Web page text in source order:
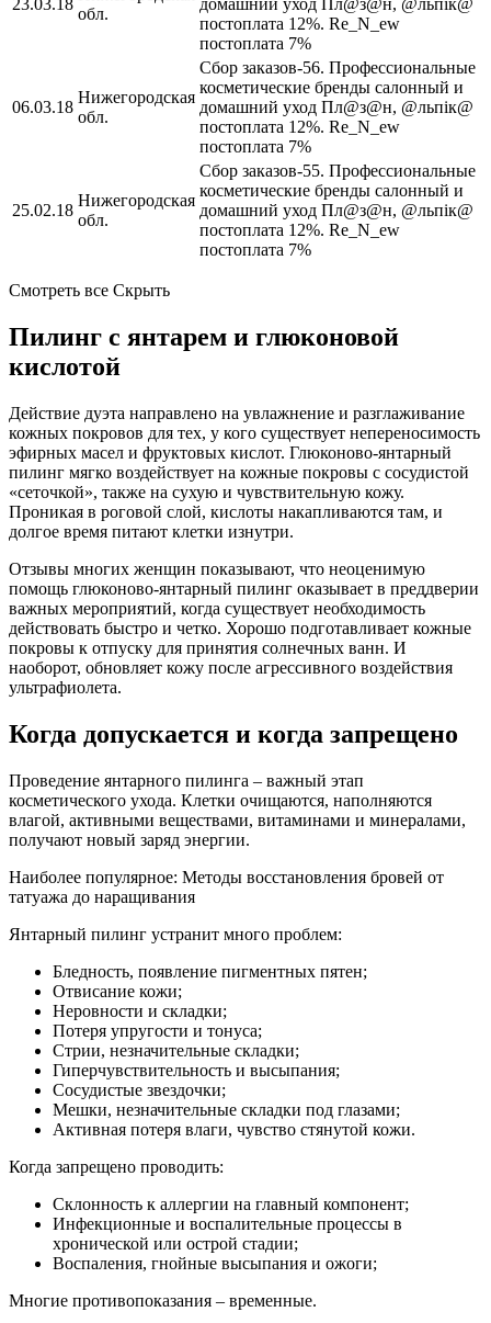
23.03.18
обл.
домашний уход Пл@з@н, @льпiк@
постоплата 12%. Re_N_ew
постоплата 7%
06.03.18
Нижегородская
обл.
Сбор заказов-56. Профессиональные
косметические бренды салонный и
домашний уход Пл@з@н, @льпiк@
постоплата 12%. Re_N_ew
постоплата 7%
25.02.18
Нижегородская
обл.
Сбор заказов-55. Профессиональные
косметические бренды салонный и
домашний уход Пл@з@н, @льпiк@
постоплата 12%. Re_N_ew
постоплата 7%
Смотреть все Скрыть
Пилинг с янтарем и глюконовой
кислотой
Действие дуэта направлено на увлажнение и разглаживание
кожных покровов для тех, у кого существует непереносимость
эфирных масел и фруктовых кислот. Глюконово-янтарный
пилинг мягко воздействует на кожные покровы с сосудистой
«сеточкой», также на сухую и чувствительную кожу.
Проникая в роговой слой, кислоты накапливаются там, и
долгое время питают клетки изнутри.
Отзывы многих женщин показывают, что неоценимую
помощь глюконово-янтарный пилинг оказывает в преддверии
важных мероприятий, когда существует необходимость
действовать быстро и четко. Хорошо подготавливает кожные
покровы к отпуску для принятия солнечных ванн. И
наоборот, обновляет кожу после агрессивного воздействия
ультрафиолета.
Когда допускается и когда запрещено
Проведение янтарного пилинга – важный этап
косметического ухода. Клетки очищаются, наполняются
влагой, активными веществами, витаминами и минералами,
получают новый заряд энергии.
Наиболее популярное: Методы восстановления бровей от
татуажа до наращивания
Янтарный пилинг устранит много проблем:
Бледность, появление пигментных пятен;
Отвисание кожи;
Неровности и складки;
Потеря упругости и тонуса;
Стрии, незначительные складки;
Гиперчувствительность и высыпания;
Сосудистые звездочки;
Мешки, незначительные складки под глазами;
Активная потеря влаги, чувство стянутой кожи.
Когда запрещено проводить:
Склонность к аллергии на главный компонент;
Инфекционные и воспалительные процессы в
хронической или острой стадии;
Воспаления, гнойные высыпания и ожоги;
Многие противопоказания – временные.